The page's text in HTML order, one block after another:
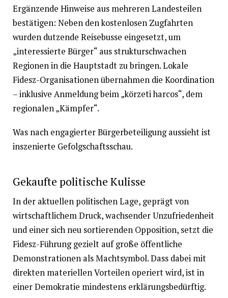
Ergänzende Hinweise aus mehreren Landesteilen
bestätigen: Neben den kostenlosen Zugfahrten
wurden dutzende Reisebusse eingesetzt, um
„interessierte Bürger“ aus strukturschwachen
Regionen in die Hauptstadt zu bringen. Lokale
Fidesz-Organisationen übernahmen die Koordination
– inklusive Anmeldung beim „körzeti harcos“, dem
regionalen „Kämpfer“.
Was nach engagierter Bürgerbeteiligung aussieht ist
inszenierte Gefolgschaftsschau.
Gekaufte politische Kulisse
In der aktuellen politischen Lage, geprägt von
wirtschaftlichem Druck, wachsender Unzufriedenheit
und einer sich neu sortierenden Opposition, setzt die
Fidesz-Führung gezielt auf große öffentliche
Demonstrationen als Machtsymbol. Dass dabei mit
direkten materiellen Vorteilen operiert wird, ist in
einer Demokratie mindestens erklärungsbedürftig.